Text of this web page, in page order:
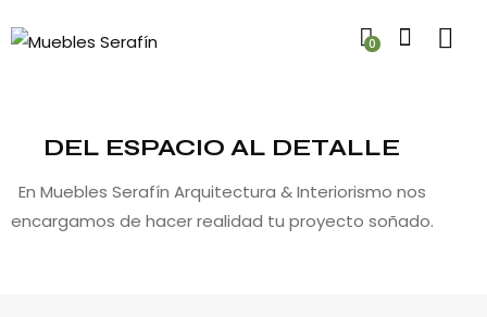
0
DEL ESPACIO AL DETALLE
En Muebles Serafín Arquitectura & Interiorismo nos
encargamos de hacer realidad tu proyecto soñado.